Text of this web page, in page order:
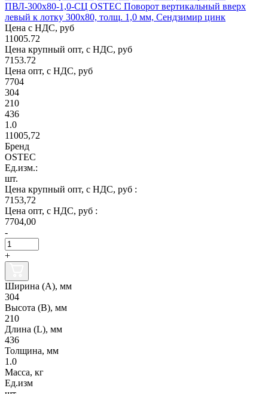
ПВЛ-300х80-1,0-СЦ OSTEC Поворот вертикальный вверх
левый к лотку 300х80, толщ. 1,0 мм, Сендзимир цинк
Цена с НДС, руб
11005.72
Цена крупный опт, с НДС, руб
7153.72
Цена опт, с НДС, руб
7704
304
210
436
1.0
11005,72
Бренд
OSTEC
Ед.изм.:
шт.
Цена крупный опт, с НДС, руб :
7153,72
Цена опт, с НДС, руб :
7704,00
-
+
Ширина (А), мм
304
Высота (В), мм
210
Длина (L), мм
436
Толщина, мм
1.0
Масса, кг
Ед.изм